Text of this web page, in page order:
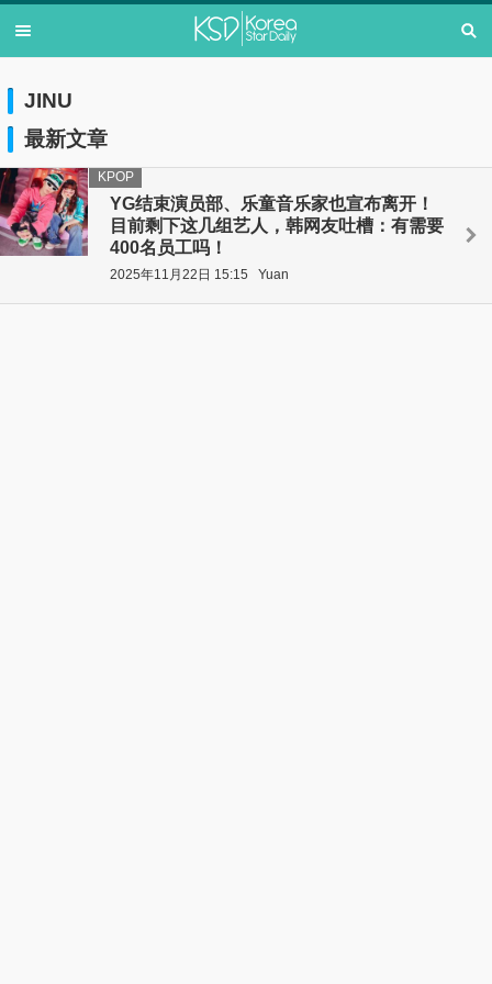
JINU
最新文章
YG结束演员部、乐童音乐家也宣布离开！
目前剩下这几组艺人，韩网友吐槽：有需要
400名员工吗！
KPOP
2025年11月22日 15:15 Yuan